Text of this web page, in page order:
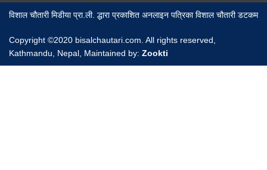
विशाल चौतारी मिडीया प्रा.ली. द्धारा प्रकाशित अनलाइन पत्रिका विशाल चौतारी डटकम
Copyright ©2020 bisalchautari.com. All rights reserved,
Kathmandu, Nepal, Maintained by: Zookti